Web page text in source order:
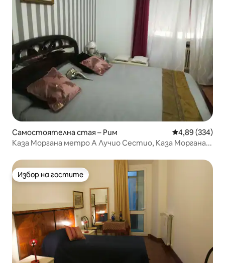
Самостоятелна стая – Рим Средна
4,89 (334)
Каза Моргана метро А Лучио Сестио, Каза Моргана...
Избор на гостите
Избор на гостите